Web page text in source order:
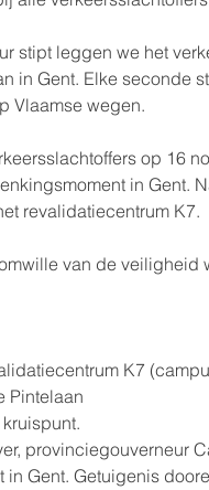
in Gent. Elke seconde
Vlaamse wegen.
op 16
in Gent.
revalidatiecentrum K7.
van de
K7
Pintelaan
provinciegouverneur
Gent. Getuigenis